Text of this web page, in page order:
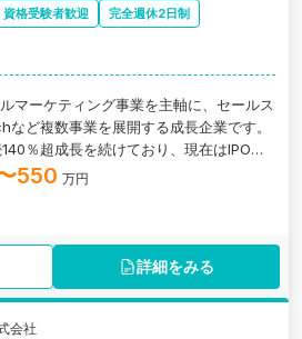
資格受験者歓迎
完全週休2日制
マーケティング事業を主軸に、セールス
ど複数事業を展開する成長企業です。
％超成長を続けており、現在はIPO準
向け、管理部門体制の強化を進めていま
ションでは、日次業務から月次・年次決
対応など、成長フェーズならではの幅広
、経営に近い立場で経験を積める環境
務部長直下で業務を行うため、レビュ
がらスピード感を持って成長できる点
主担当、IPO関連業務、経営管理領域ま
550 万円
詳細をみる
会社